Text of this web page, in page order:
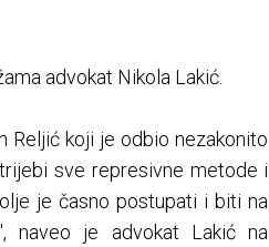
advokat Nikola Lakić.
Reljić koji je odbio nezakonito
sve represivne metode i
je časno postupati i biti na
naveo je advokat Lakić na